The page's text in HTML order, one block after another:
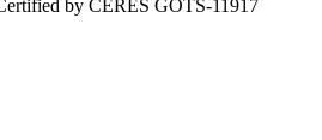
by CERES GOTS-11917